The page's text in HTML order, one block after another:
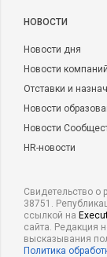
НОВОСТИ
Новости дня
Новости компаний
Отставки и
Новости
Новости
HR-новости
Свидетельство о
38751.
ссылкой на
сайта. Редакция
высказывания
Политика